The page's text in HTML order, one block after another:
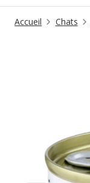
Accueil Chats